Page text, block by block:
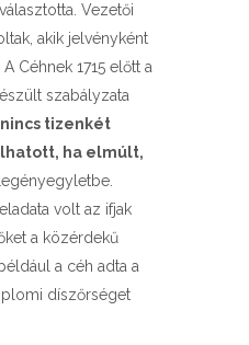
Vezetői
akik jelvényként
Céhnek 1715 előtt a
szabályzata
tizenkét
ha elmúlt,
volt az ifjak
a közérdekű
a céh adta a
díszőrséget